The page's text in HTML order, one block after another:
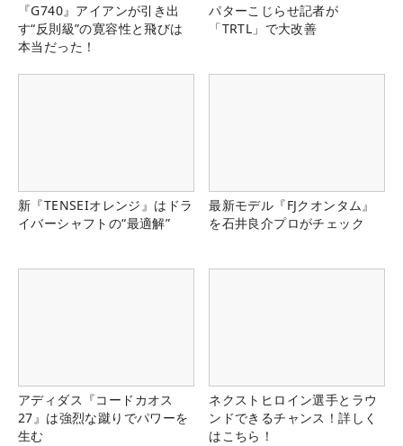
『G740』アイアンが引き出
す“反則級”の寛容性と飛びは
本当だった！
パターこじらせ記者が
「TRTL」で大改善
新『TENSEIオレンジ』はドラ
イバーシャフトの“最適解”
最新モデル『FJクオンタム』
を石井良介プロがチェック
アディダス『コードカオス
27』は強烈な蹴りでパワーを
生む
ネクストヒロイン選手とラウ
ンドできるチャンス！詳しく
はこちら！